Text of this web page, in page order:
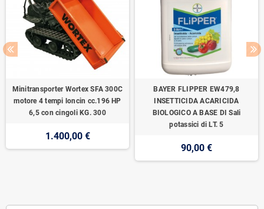
Minitransporter Wortex SFA 300C
motore 4 tempi loncin cc.196 HP
6,5 con cingoli KG. 300
1.400,00 €
BAYER FLIPPER EW479,8
INSETTICIDA ACARICIDA
BIOLOGICO A BASE DI Sali
potassici di LT. 5
90,00 €